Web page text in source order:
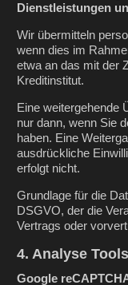
Dienstleistungen
Wir übermitteln
wenn dies im
etwa an das mit der
Kreditinstitut.
Eine weitergehende
nur dann, wenn Sie
haben. Eine
ausdrückliche
erfolgt nicht.
Grundlage für die
DSGVO, der die
Vertrags oder
4. Analyse
Google